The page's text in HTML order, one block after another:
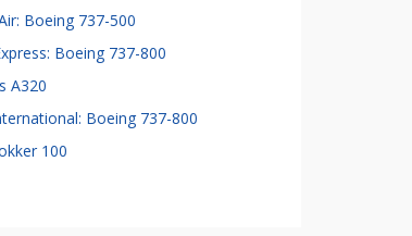
Boeing 737-500
Boeing 737-800
A320
Boeing 737-800
100